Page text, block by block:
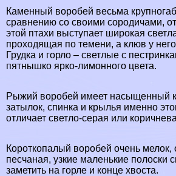
Каменный воробей весьма
сравнению со своими сородичами,
этой птахи выступает широкая
проходящая по темени, а клюв у
Грудка и горло – светлые с
пятнышко ярко-лимонного цвета.
Рыжий воробей имеет насыщенный
затылок, спинка и крылья именно
отличает светло-серая или
Короткопалый воробей очень мелок,
песчаная, узкие маленькие полоски
заметить на горле и конце хвоста.